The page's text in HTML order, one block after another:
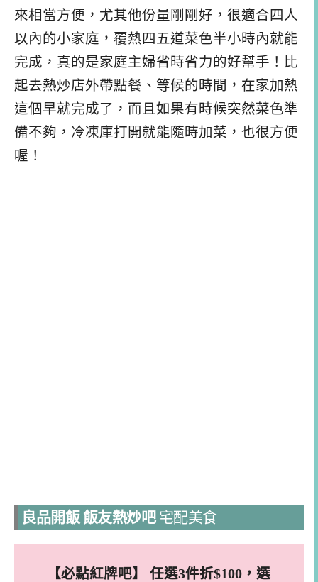
來相當方便，尤其他份量剛剛好，很適合四人
以內的小家庭，覆熱四五道菜色半小時內就能
完成，真的是家庭主婦省時省力的好幫手！比
起去熱炒店外帶點餐、等候的時間，在家加熱
這個早就完成了，而且如果有時候突然菜色準
備不夠，冷凍庫打開就能隨時加菜，也很方便
喔！
良品開飯 飯友熱炒吧宅配美食
【必點紅牌吧】 任選3件折$100，選